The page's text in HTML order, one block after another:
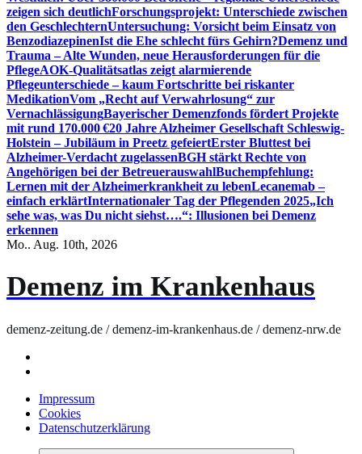
zeigen sich deutlichForschungsprojekt: Unterschiede zwischen
den GeschlechternUntersuchung: Vorsicht beim Einsatz von
BenzodiazepinenIst die Ehe schlecht fürs Gehirn?Demenz und
Trauma – Alte Wunden, neue Herausforderungen für die
PflegeAOK-Qualitätsatlas zeigt alarmierende
Pflegeunterschiede – kaum Fortschritte bei riskanter
MedikationVom „Recht auf Verwahrlosung“ zur
VernachlässigungBayerischer Demenzfonds fördert Projekte
mit rund 170.000 €20 Jahre Alzheimer Gesellschaft Schleswig-
Holstein – Jubiläum in Preetz gefeiertErster Bluttest bei
Alzheimer-Verdacht zugelassenBGH stärkt Rechte von
Angehörigen bei der BetreuerauswahlBuchempfehlung:
Lernen mit der Alzheimerkrankheit zu lebenLecanemab –
einfach erklärtInternationaler Tag der Pflegenden 2025„Ich
sehe was, was Du nicht siehst….“: Illusionen bei Demenz
erkennen
Mo.. Aug. 10th, 2026
Demenz im Krankenhaus
demenz-zeitung.de / demenz-im-krankenhaus.de / demenz-nrw.de
Impressum
Cookies
Datenschutzerklärung